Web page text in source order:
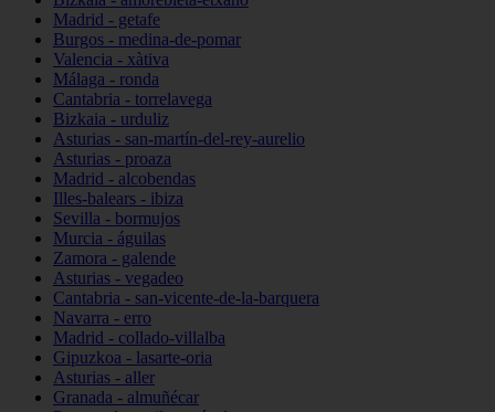
Madrid - getafe
Burgos - medina-de-pomar
Valencia - xàtiva
Málaga - ronda
Cantabria - torrelavega
Bizkaia - urduliz
Asturias - san-martín-del-rey-aurelio
Asturias - proaza
Madrid - alcobendas
Illes-balears - ibiza
Sevilla - bormujos
Murcia - águilas
Zamora - galende
Asturias - vegadeo
Cantabria - san-vicente-de-la-barquera
Navarra - erro
Madrid - collado-villalba
Gipuzkoa - lasarte-oria
Asturias - aller
Granada - almuñécar